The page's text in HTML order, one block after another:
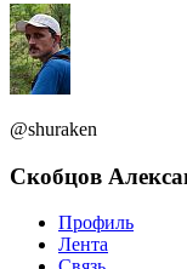
@shuraken
Скобцов
Профиль
Лента